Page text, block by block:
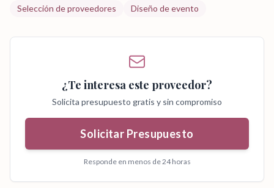
Selección de proveedores
Diseño de evento
¿Te interesa este proveedor?
Solicita presupuesto gratis y sin compromiso
Solicitar Presupuesto
Responde en menos de 24 horas